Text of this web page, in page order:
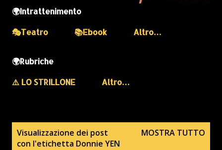
🌍Intrattenimento
🎭Teatro
📚Ebook Altro…
🌍Rubriche
⚠️ LO STRILLONE
Altro…
Visualizzazione dei post
con l'etichetta Donnie YEN
MOSTRA TUTTO